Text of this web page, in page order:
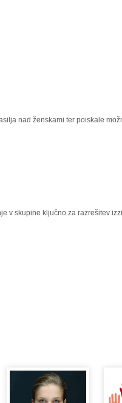
nad ženskami ter poiskale
v skupine ključno za razrešitev